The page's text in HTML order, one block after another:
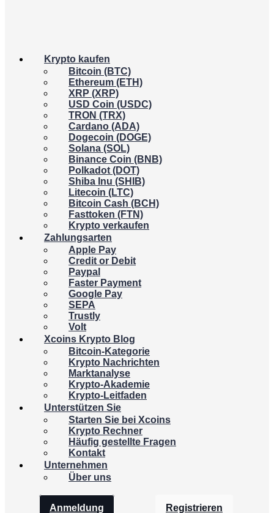
Krypto kaufen
Bitcoin (BTC)
Ethereum (ETH)
XRP (XRP)
USD Coin (USDC)
TRON (TRX)
Cardano (ADA)
Dogecoin (DOGE)
Solana (SOL)
Binance Coin (BNB)
Polkadot (DOT)
Shiba Inu (SHIB)
Litecoin (LTC)
Bitcoin Cash (BCH)
Fasttoken (FTN)
Krypto verkaufen
Zahlungsarten
Apple Pay
Credit or Debit
Paypal
Faster Payment
Google Pay
SEPA
Trustly
Volt
Xcoins Krypto Blog
Bitcoin-Kategorie
Krypto Nachrichten
Marktanalyse
Krypto-Akademie
Krypto-Leitfaden
Unterstützen Sie
Starten Sie bei Xcoins
Krypto Rechner
Häufig gestellte Fragen
Kontakt
Unternehmen
Über uns
Anmeldung Registrieren